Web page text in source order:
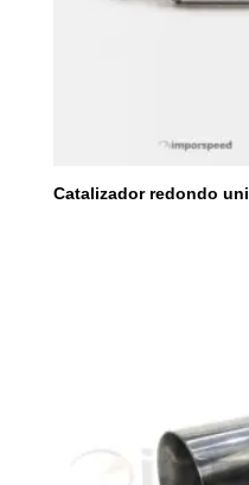
Catalizador redondo uni